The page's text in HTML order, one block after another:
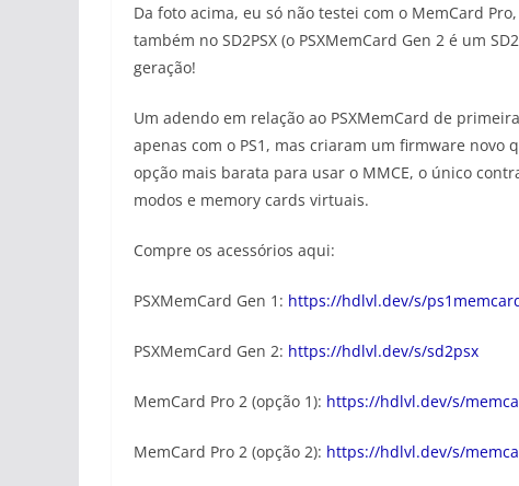
Da foto acima, eu só não testei com o MemCard
também no SD2PSX (o PSXMemCard Gen 2 é um
geração!
Um adendo em relação ao PSXMemCard de
apenas com o PS1, mas criaram um firmware novo
opção mais barata para usar o MMCE, o único
modos e memory cards virtuais.
Compre os acessórios aqui:
PSXMemCard Gen 1: https://hdlvl.dev/s/
PSXMemCard Gen 2: https://hdlvl.dev/s/sd2psx
MemCard Pro 2 (opção 1): https://hdlvl.dev/s/
MemCard Pro 2 (opção 2): https://hdlvl.dev/s/